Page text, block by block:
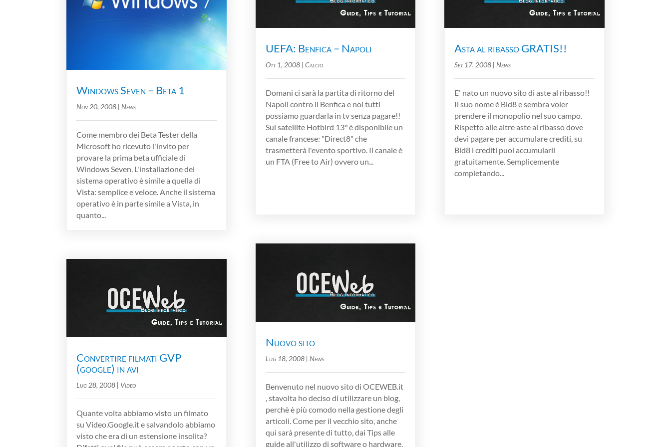
Windows Seven – Beta 1
Nov 20, 2008 | News
Come membro dei Beta Tester della
Microsoft ho ricevuto l'invito per
provare la prima beta ufficiale di
Windows Seven. L'installazione del
sistema operativo è simile a quella di
Vista: semplice e veloce. Anche il sistema
operativo è in parte simile a Vista, in
quanto...
Convertire filmati GVP
(google) in avi
Lug 28, 2008 | Video
Quante volta abbiamo visto un filmato
su Video.Google.it e salvandolo abbiamo
visto che era di un estensione insolita?
UEFA: Benfica – Napoli
Ott 1, 2008| Calcio
Domani ci sarà la partita di ritorno del
Napoli contro il Benfica e noi tutti
possiamo guardarla in tv senza pagare!!
Sul satellite Hotbird 13° è disponibile un
canale francese: "Direct8" che
trasmetterà l'evento sportivo. Il canale è
un FTA (Free to Air) ovvero un...
Nuovo sito
Lug 18, 2008| News
Benvenuto nel nuovo sito di OCEWEB.it
, stavolta ho deciso di utilizzare un blog,
perchè è più comodo nella gestione degli
articoli. Come per il vecchio sito, anche
qui sarà presente di tutto, dai Tips alle
guide all'utilizzo di software o hardware.
Asta al ribasso GRATIS!!
Set 17, 2008| News
E' nato un nuovo sito di aste al ribasso!!
Il suo nome è Bid8 e sembra voler
prendere il monopolio nel suo campo.
Rispetto alle altre aste al ribasso dove
devi pagare per accumulare crediti, su
Bid8 i crediti puoi accumularli
gratuitamente. Semplicemente
completando...